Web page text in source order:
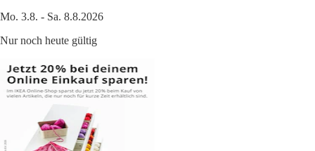
Mo. 3.8. - Sa. 8.8.2026
Nur noch heute gültig